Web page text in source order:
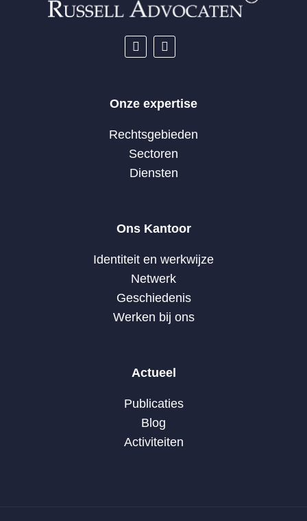
Onze expertise
Rechtsgebieden
Sectoren
Diensten
Ons Kantoor
Identiteit en werkwijze
Netwerk
Geschiedenis
Werken bij ons
Actueel
Publicaties
Blog
Activiteiten